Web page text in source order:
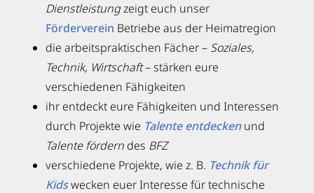
Dienstleistungzeigt euch unser
Förderverein Betriebe aus der Heimatregion
die arbeitspraktischen Fächer – Soziales,
Technik, Wirtschaft– stärken eure
verschiedenen Fähigkeiten
ihr entdeckt eure Fähigkeiten und Interessen
durch Projekte wie Talente entdeckenund
Talente fördern des BFZ
verschiedene Projekte, wie z. B. Technik für
Kidswecken euer Interesse für technische